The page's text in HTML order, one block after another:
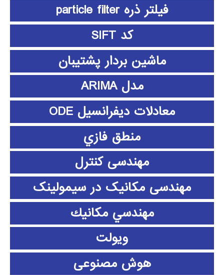
فیلتر ذره particle filter
کد SIFT
ماشین بردار پشتیبان
مدل ARIMA
معادلات دیفرانسیل ODE
منطق فازي
مهندسی کنترل
مهندسی مکانیک در سیمولینک
مهندسي مكانيك
ویولت
هوش مصنوعی